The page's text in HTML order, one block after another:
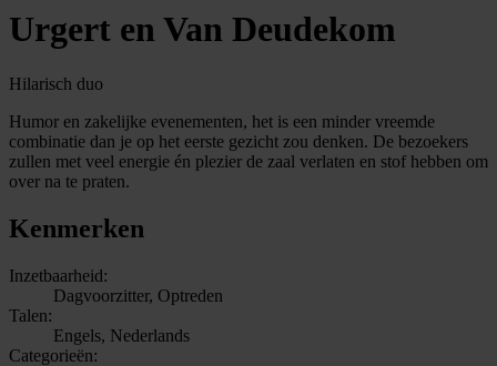
Urgert en Van Deudekom
Hilarisch duo
Humor en zakelijke evenementen, het is een minder vreemde
combinatie dan je op het eerste gezicht zou denken. De bezoekers
zullen met veel energie én plezier de zaal verlaten en stof hebben om
over na te praten.
Kenmerken
Inzetbaarheid:
Dagvoorzitter, Optreden
Talen:
Engels, Nederlands
Categorieën: